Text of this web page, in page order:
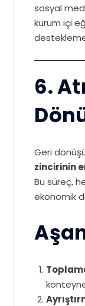
sosyal
kurum içi
6.
Geri
zincirinin
Bu süreç,
ekonomik